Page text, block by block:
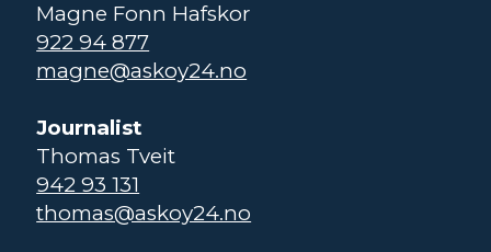
Magne Fonn Hafskor
922 94 877
magne@askoy24.no
Journalist
Thomas Tveit
942 93 131
thomas@askoy24.no